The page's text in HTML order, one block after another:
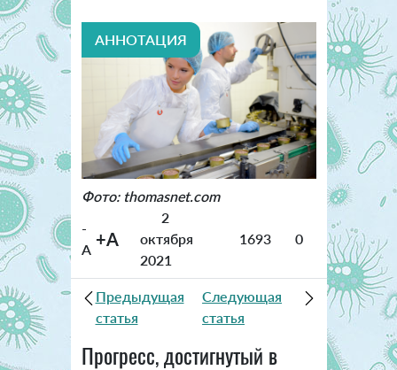
АННОТАЦИЯ
Фото: thomasnet.com
-
A +A
2
октября
2021
1693 0
Предыдущая
статья
Следующая
статья
Прогресс, достигнутый в